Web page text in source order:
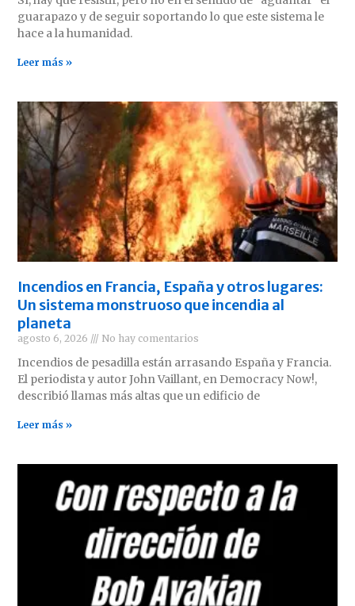
guarapazo y de seguir soportando lo que este sistema le
hace a la humanidad.
Leer más »
Incendios en Francia, España y otros lugares:
Un sistema monstruoso que incendia al
planeta
agosto 6, 2026 No hay comentarios
Incendios de pesadilla están arrasando España y Francia.
El periodista y autor John Vaillant, en Democracy Now!,
describió llamas más altas que un edificio de
Leer más »